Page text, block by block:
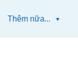
Thêm nữa...